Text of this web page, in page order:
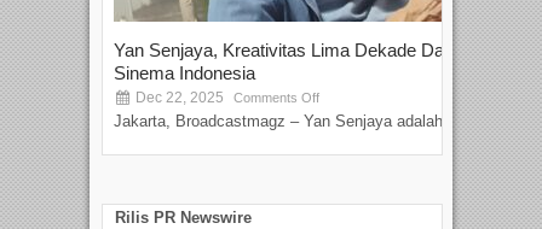
Yan Senjaya, Kreativitas Lima Dekade Dalam
Sinema Indonesia
Dec 22, 2025 Comments Off
Jakarta, Broadcastmagz – Yan Senjaya adalah...
Rilis PR Newswire